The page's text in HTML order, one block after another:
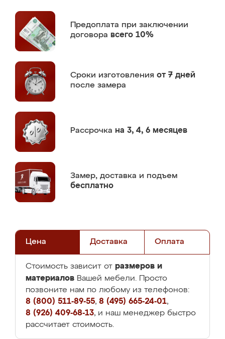
Предоплата при заключении
договора всего 10%
Сроки изготовления от 7 дней
после замера
Рассрочка на 3, 4, 6 месяцев
Замер, доставка и подъем
бесплатно
Цена Доставка Оплата
Стоимость зависит от размеров и
материалов Вашей мебели. Просто
позвоните нам по любому из телефонов:
8 (800) 511-89-55, 8 (495) 665-24-01,
8 (926) 409-68-13, и наш менеджер быстро
рассчитает стоимость.